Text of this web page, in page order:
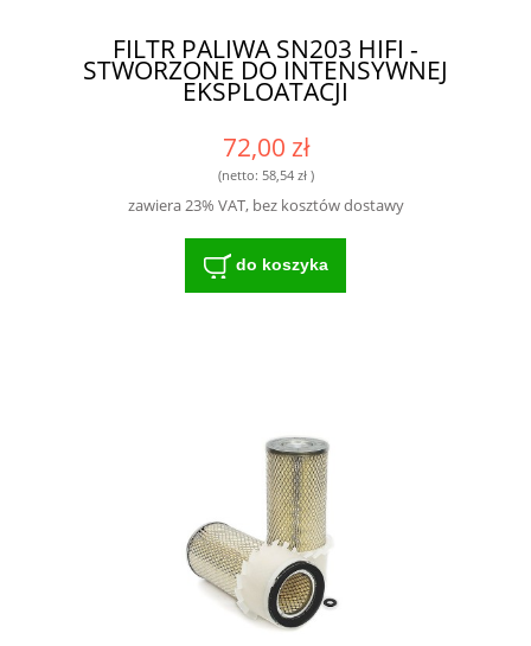
FILTR PALIWA SN203 HIFI -
STWORZONE DO INTENSYWNEJ
EKSPLOATACJI
72,00 zł
(netto: 58,54 zł)
zawiera 23% VAT, bez kosztów dostawy
do koszyka